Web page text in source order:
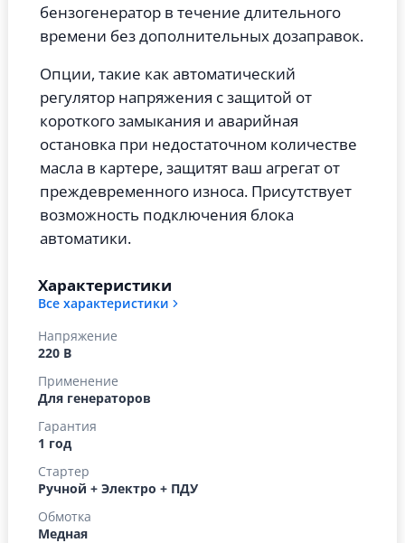
бензогенератор в течение длительного
времени без дополнительных дозаправок.
Опции, такие как автоматический
регулятор напряжения с защитой от
короткого замыкания и аварийная
остановка при недостаточном количестве
масла в картере, защитят ваш агрегат от
преждевременного износа. Присутствует
возможность подключения блока
автоматики.
Характеристики
Все характеристики
Напряжение
220 В
Применение
Для генераторов
Гарантия
1 год
Стартер
Ручной + Электро + ПДУ
Обмотка
Медная